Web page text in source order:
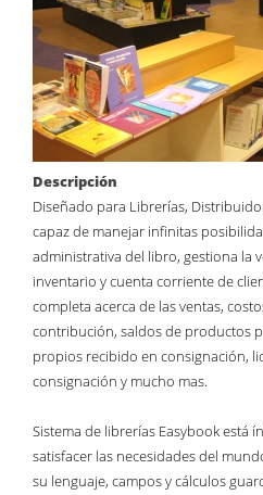
Descripción
Diseñado para Librerías,
capaz de manejar infinitas
administrativa del libro, gestiona la
inventario y cuenta corriente de
completa acerca de las ventas,
contribución, saldos de productos
propios recibido en consignación,
consignación y mucho mas.
Sistema de librerías Easybook está
satisfacer las necesidades del
su lenguaje, campos y cálculos